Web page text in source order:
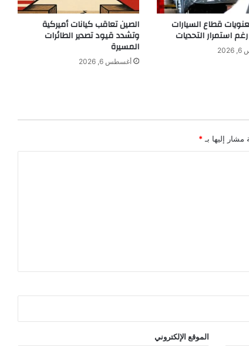
ل
ة
ن
ت
غ
قطاع السيارات
استمرار التحديات
الصين تعاقب كيانات أميركية
وتشدد قيود تصدير الطائرات
المسيرة
أغسطس 6, 2026
مشار إليها بـ *
الموقع الإلكتروني